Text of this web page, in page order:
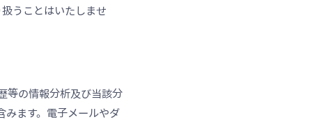
うことはいたしませ
等の情報分析及び当該分
みます。電子メールやダ